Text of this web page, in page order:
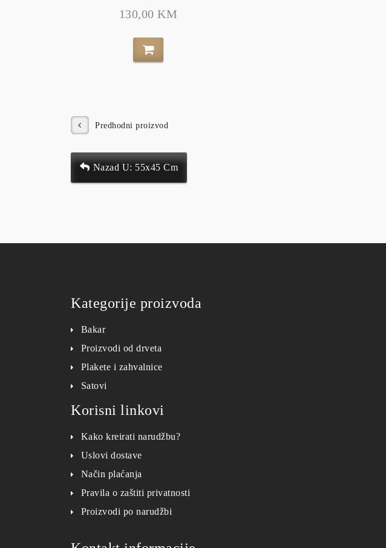
130,00 KM
Predhodni proizvod
Nazad U: 55x45 Cm
Kategorije proizvoda
Bakar
Proizvodi od drveta
Plakete i zahvalnice
Satovi
Korisni linkovi
Kako kreirati narudžbu?
Uslovi dostave
Način plaćanja
Pravila o zaštiti privatnosti
Proizvodi po narudžbi